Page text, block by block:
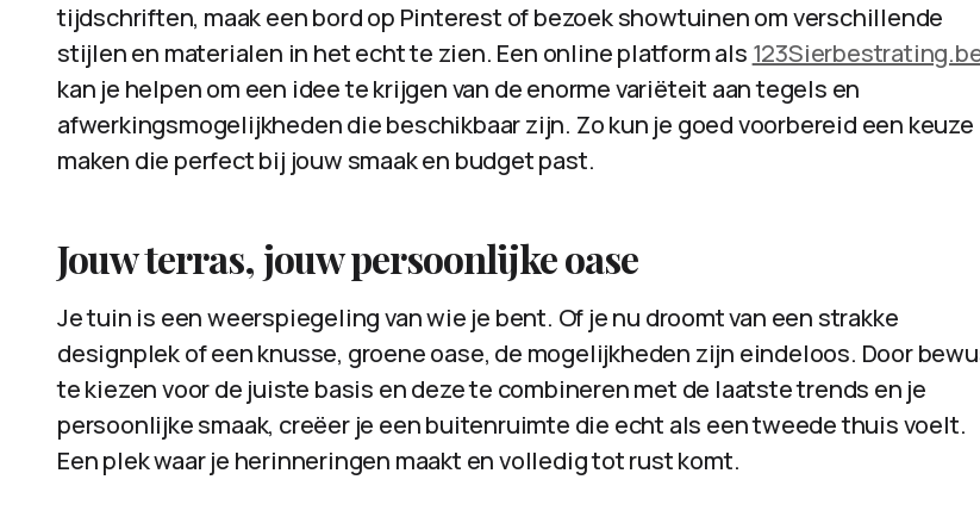
tijdschriften, maak een bord op Pinterest of bezoek showtuinen om verschillende
stijlen en materialen in het echt te zien. Een online platform als
kan je helpen om een idee te krijgen van de enorme variëteit aan tegels en
afwerkingsmogelijkheden die beschikbaar zijn. Zo kun je goed voorbereid een keuze
maken die perfect bij jouw smaak en budget past.
Jouw terras, jouw persoonlijke oase
Je tuin is een weerspiegeling van wie je bent. Of je nu droomt van een strakke
designplek of een knusse, groene oase, de mogelijkheden zijn eindeloos. Door
te kiezen voor de juiste basis en deze te combineren met de laatste trends en je
persoonlijke smaak, creëer je een buitenruimte die echt als een tweede thuis voelt.
Een plek waar je herinneringen maakt en volledig tot rust komt.